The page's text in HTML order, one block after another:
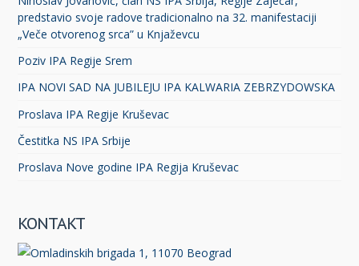
predstavio svoje radove tradicionalno na 32. manifestaciji
„Veče otvorenog srca” u Knjaževcu
Poziv IPA Regije Srem
IPA NOVI SAD NA JUBILEJU IPA KALWARIA ZEBRZYDOWSKA
Proslava IPA Regije Kruševac
Čestitka NS IPA Srbije
Proslava Nove godine IPA Regija Kruševac
KONTAKT